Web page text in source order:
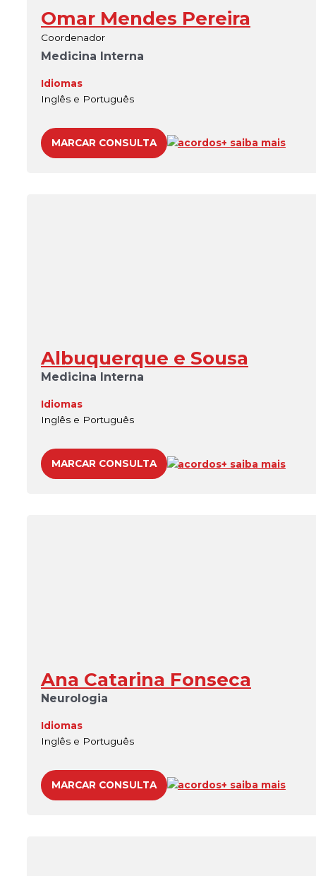
Omar Mendes Pereira
Coordenador
Medicina Interna
Idiomas
Inglês e Português
MARCAR CONSULTA acordos+ saiba mais
Albuquerque e Sousa
Medicina Interna
Idiomas
Inglês e Português
MARCAR CONSULTA acordos+ saiba mais
Ana Catarina Fonseca
Neurologia
Idiomas
Inglês e Português
MARCAR CONSULTA acordos+ saiba mais